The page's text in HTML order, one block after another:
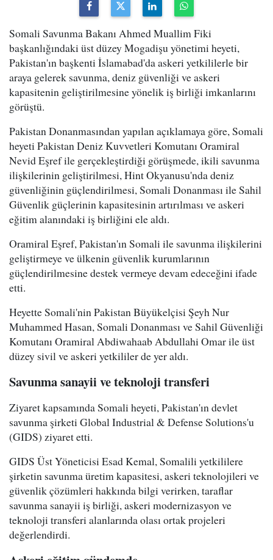
Somali Savunma Bakanı Ahmed Muallim Fiki
başkanlığındaki üst düzey Mogadişu yönetimi heyeti,
Pakistan'ın başkenti İslamabad'da askeri yetkililerle bir
araya gelerek savunma, deniz güvenliği ve askeri
kapasitenin geliştirilmesine yönelik iş birliği imkanlarını
görüştü.
Pakistan Donanmasından yapılan açıklamaya göre, Somali
heyeti Pakistan Deniz Kuvvetleri Komutanı Oramiral
Nevid Eşref ile gerçekleştirdiği görüşmede, ikili savunma
ilişkilerinin geliştirilmesi, Hint Okyanusu'nda deniz
güvenliğinin güçlendirilmesi, Somali Donanması ile Sahil
Güvenlik güçlerinin kapasitesinin artırılması ve askeri
eğitim alanındaki iş birliğini ele aldı.
Oramiral Eşref, Pakistan'ın Somali ile savunma ilişkilerini
geliştirmeye ve ülkenin güvenlik kurumlarının
güçlendirilmesine destek vermeye devam edeceğini ifade
etti.
Heyette Somali'nin Pakistan Büyükelçisi Şeyh Nur
Muhammed Hasan, Somali Donanması ve Sahil Güvenliği
Komutanı Oramiral Abdiwahaab Abdullahi Omar ile üst
düzey sivil ve askeri yetkililer de yer aldı.
Savunma sanayii ve teknoloji transferi
Ziyaret kapsamında Somali heyeti, Pakistan'ın devlet
savunma şirketi Global Industrial & Defense Solutions'u
(GIDS) ziyaret etti.
GIDS Üst Yöneticisi Esad Kemal, Somalili yetkililere
şirketin savunma üretim kapasitesi, askeri teknolojileri ve
güvenlik çözümleri hakkında bilgi verirken, taraflar
savunma sanayii iş birliği, askeri modernizasyon ve
teknoloji transferi alanlarında olası ortak projeleri
değerlendirdi.